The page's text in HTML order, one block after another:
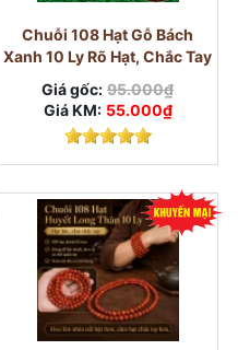
Chuỗi 108 Hạt Gỗ Bách
Xanh 10 Ly Rõ Hạt, Chắc Tay
Giá gốc: 95.000₫
Giá KM: 55.000₫